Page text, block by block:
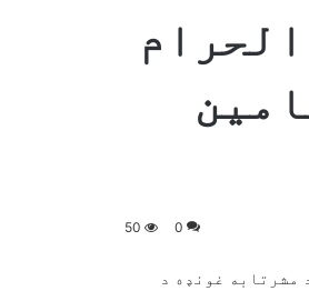
0
50
مشرتابه غونډه د